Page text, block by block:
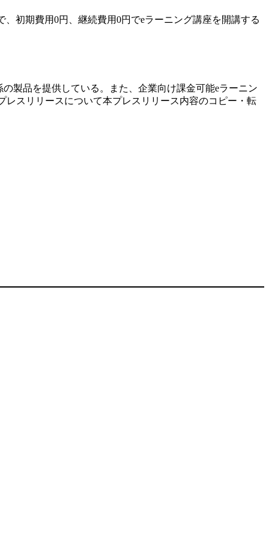
初期費用0円、継続費用0円でeラーニング講座を開講する
製品を提供している。また、企業向け課金可能eラーニン
レスリリースについて本プレスリリース内容のコピー・転